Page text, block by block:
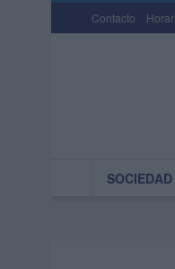
Contacto
SOCIEDAD